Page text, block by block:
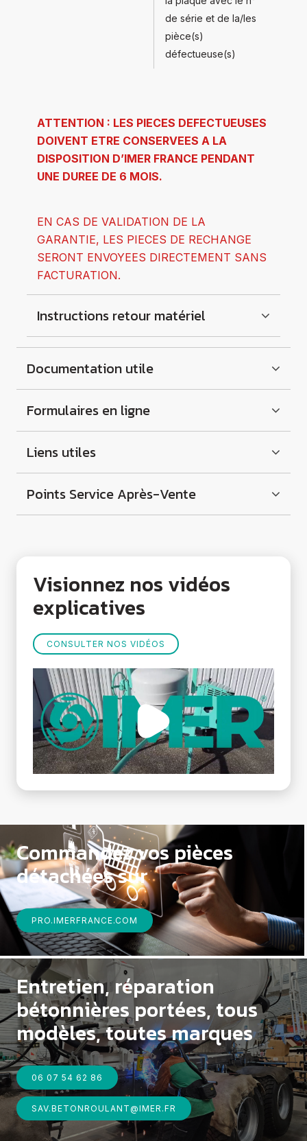
de série et de la/les
pièce(s)
défectueuse(s)
ATTENTION : LES PIECES DEFECTUEUSES
DOIVENT ETRE CONSERVEES A LA
DISPOSITION D’IMER FRANCE PENDANT
UNE DUREE DE 6 MOIS.
EN CAS DE VALIDATION DE LA
GARANTIE, LES PIECES DE RECHANGE
SERONT ENVOYEES DIRECTEMENT SANS
FACTURATION.
Instructions retour matériel
Documentation utile
Formulaires en ligne
Liens utiles
Points Service Après-Vente
Visionnez nos vidéos
explicatives
CONSULTER NOS VIDÉOS
Commandez vos pièces
détachées sur
PRO.IMERFRANCE.COM
Entretien, réparation
bétonnières portées, tous
modèles, toutes marques
06 07 54 62 86
SAV.BETONROULANT@IMER.FR